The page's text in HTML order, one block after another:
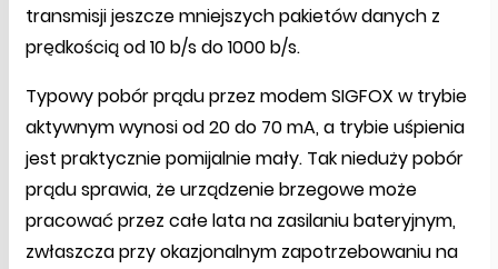
transmisji jeszcze mniejszych pakietów danych z
prędkością od 10 b/s do 1000 b/s.
Typowy pobór prądu przez modem SIGFOX w trybie
aktywnym wynosi od 20 do 70 mA, a trybie uśpienia
jest praktycznie pomijalnie mały. Tak nieduży pobór
prądu sprawia, że urządzenie brzegowe może
pracować przez całe lata na zasilaniu bateryjnym,
zwłaszcza przy okazjonalnym zapotrzebowaniu na